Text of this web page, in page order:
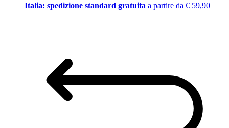
Italia: spedizione standard gratuita a partire da € 59,90